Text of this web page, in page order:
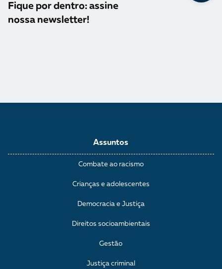
Fique por dentro: assine
nossa newsletter!
Assuntos
Combate ao racismo
Crianças e adolescentes
Democracia e Justiça
Direitos socioambientais
Gestão
Justiça criminal